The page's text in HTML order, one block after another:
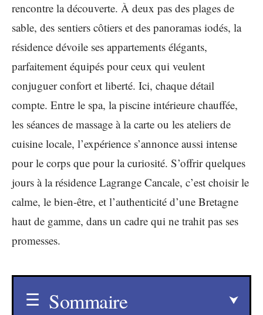
rencontre la découverte. À deux pas des plages de
sable, des sentiers côtiers et des panoramas iodés, la
résidence dévoile ses appartements élégants,
parfaitement équipés pour ceux qui veulent
conjuguer confort et liberté. Ici, chaque détail
compte. Entre le spa, la piscine intérieure chauffée,
les séances de massage à la carte ou les ateliers de
cuisine locale, l’expérience s’annonce aussi intense
pour le corps que pour la curiosité. S’offrir quelques
jours à la résidence Lagrange Cancale, c’est choisir le
calme, le bien-être, et l’authenticité d’une Bretagne
haut de gamme, dans un cadre qui ne trahit pas ses
promesses.
Sommaire